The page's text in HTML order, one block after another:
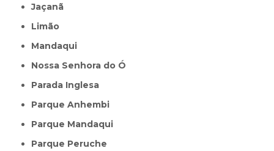
Jaçanã
Limão
Mandaqui
Nossa Senhora do Ó
Parada Inglesa
Parque Anhembi
Parque Mandaqui
Parque Peruche